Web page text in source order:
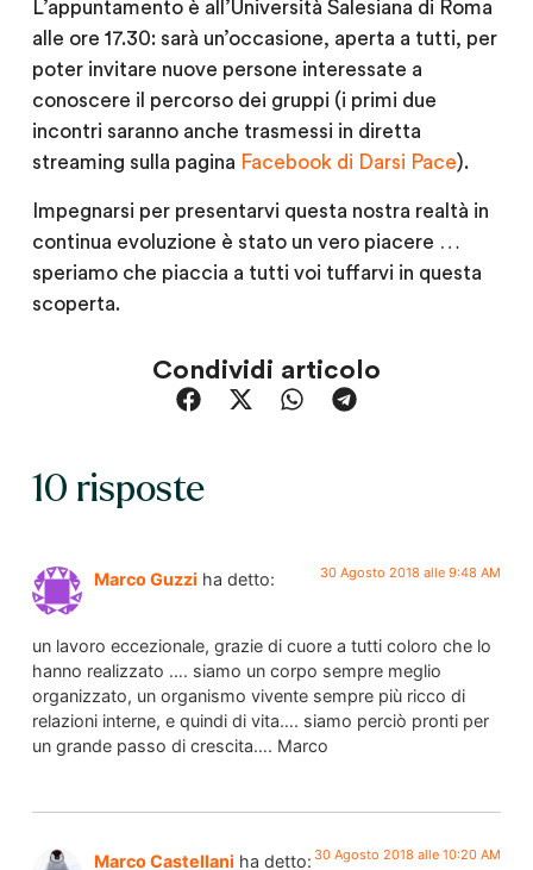
L’appuntamento è all’Università Salesiana di Roma
alle ore 17.30: sarà un’occasione, aperta a tutti, per
poter invitare nuove persone interessate a
conoscere il percorso dei gruppi (i primi due
incontri saranno anche trasmessi in diretta
streaming sulla pagina Facebook di Darsi Pace).
Impegnarsi per presentarvi questa nostra realtà in
continua evoluzione è stato un vero piacere …
speriamo che piaccia a tutti voi tuffarvi in questa
scoperta.
Condividi articolo
10 risposte
Marco Guzzi ha detto: 30 Agosto 2018 alle 9:48 AM
un lavoro eccezionale, grazie di cuore a tutti coloro che lo
hanno realizzato …. siamo un corpo sempre meglio
organizzato, un organismo vivente sempre più ricco di
relazioni interne, e quindi di vita…. siamo perciò pronti per
un grande passo di crescita…. Marco
Marco Castellani ha detto: 30 Agosto 2018 alle 10:20 AM